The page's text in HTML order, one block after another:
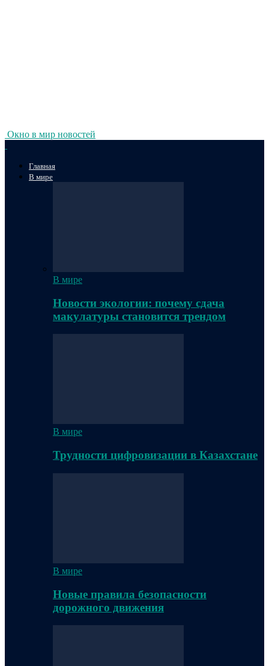
Окно в мир новостей
Главная
В мире
В мире
Новости экологии: почему сдача
макулатуры становится трендом
В мире
Трудности цифровизации в Казахстане
В мире
Новые правила безопасности
дорожного движения